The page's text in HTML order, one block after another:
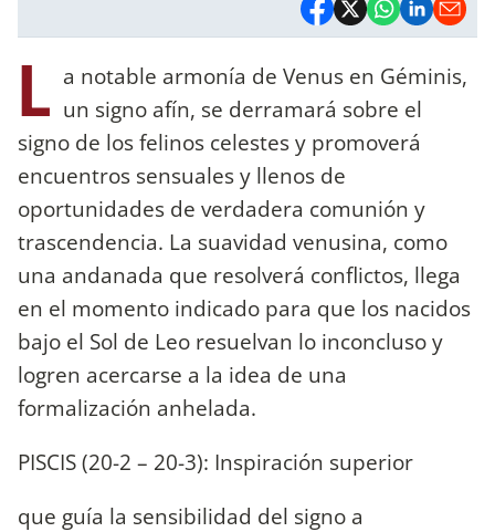
L a notable armonía de Venus en Géminis,
un signo afín, se derramará sobre el
signo de los felinos celestes y promoverá
encuentros sensuales y llenos de
oportunidades de verdadera comunión y
trascendencia. La suavidad venusina, como
una andanada que resolverá conflictos, llega
en el momento indicado para que los nacidos
bajo el Sol de Leo resuelvan lo inconcluso y
logren acercarse a la idea de una
formalización anhelada.
PISCIS (20-2 – 20-3): Inspiración superior
que guía la sensibilidad del signo a